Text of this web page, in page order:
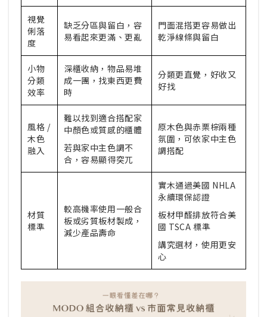
視覺
俐落
度
缺乏分區與留白，容
易看起來更滿、更亂
門面混搭更容易做出
乾淨線條與留白
小物
分類
效率
深櫃收納，物品易堆
成一團，找東西更費
時
分類更直覺，好收又
好找
風格 /
木色
融入
難以找到適合搭配家
中顏色或質感的櫃體
若與家中主色調不
合，容易顯得突兀
原木色與赤栗棕兩種
氛圍，可依家中主色
調搭配
材質
標準
較高機率使用一般合
板或劣質板材製成，
減少產品壽命
實木通過美國 NHLA
永續環保認證
板材甲醛排放符合美
國 TSCA 標準
講究選材，使用更安
心